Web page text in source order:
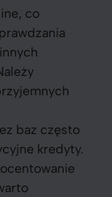
co
baz często
kredyty.